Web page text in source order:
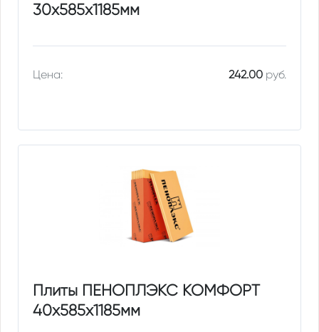
30х585х1185мм
Цена: 242.00руб.
Плиты ПЕНОПЛЭКС КОМФОРТ
40х585х1185мм